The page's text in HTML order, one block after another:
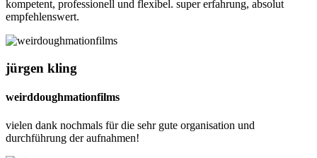
kompetent, professionell und flexibel. super erfahrung, absolut
empfehlenswert.
jürgen kling
weirddoughmationfilms
vielen dank nochmals für die sehr gute organisation und
durchführung der aufnahmen!